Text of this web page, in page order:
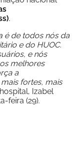
.
é de todos nós da
e do HUOC.
e nós
melhores
a
fortes, mais
Izabel
feira (29).